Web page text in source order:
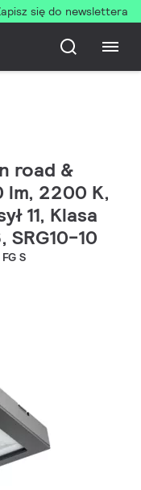
się do newslettera
road &
2200 K,
11, Klasa
10
S